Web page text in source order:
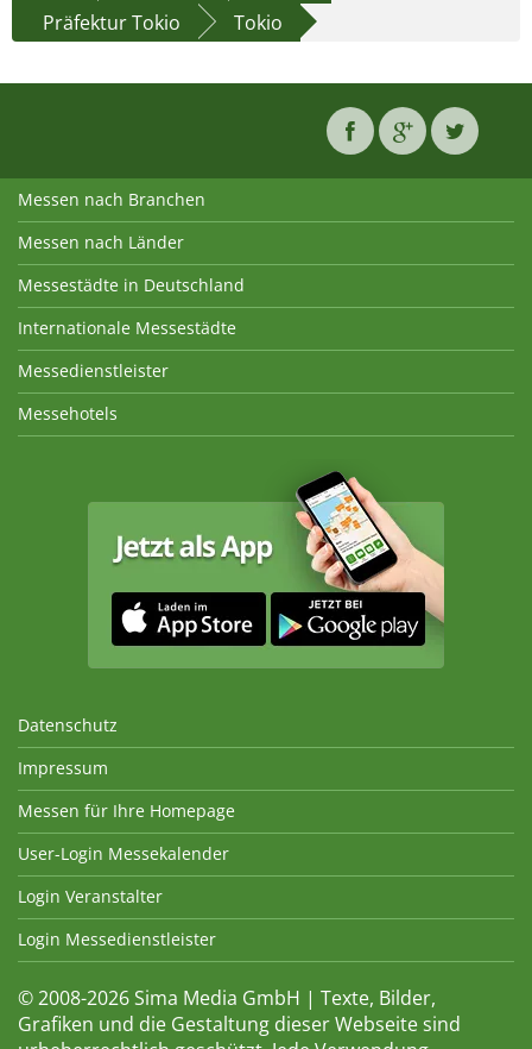
Präfektur Tokio
Tokio
Messen nach Branchen
Messen nach Länder
Messestädte in Deutschland
Internationale Messestädte
Messedienstleister
Messehotels
Datenschutz
Impressum
Messen für Ihre Homepage
User-Login Messekalender
Login Veranstalter
Login Messedienstleister
© 2008-2026 Sima Media GmbH | Texte, Bilder,
Grafiken und die Gestaltung dieser Webseite sind